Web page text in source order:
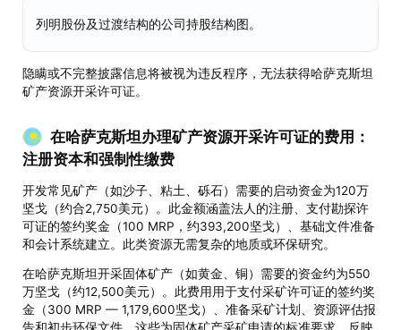
列明股份及过渡结构的公司持股结构图。
隐瞒或不完整披露信息将被视为违反程序，无法获得哈萨克斯坦
矿产资源开采许可证。
在哈萨克斯坦办理矿产资源开采许可证的费用：
注册资本和强制性缴费
开发常见矿产（如沙子、粘土、砾石）需要的启动资金为120万
坚戈（约合2,750美元）。此金额涵盖法人的注册、支付勘探许
可证的签约奖金（100 MRP，约393,200坚戈）、基础文件准备
和会计系统建立。此类资源无需复杂的地质或环保研究。
在哈萨克斯坦开采固体矿产（如黄金、铜）需要的资金约为550
万坚戈（约12,500美元）。此费用用于支付采矿许可证的签约奖
金（300 MRP — 1,179,600坚戈）、准备采矿计划、资源评估报